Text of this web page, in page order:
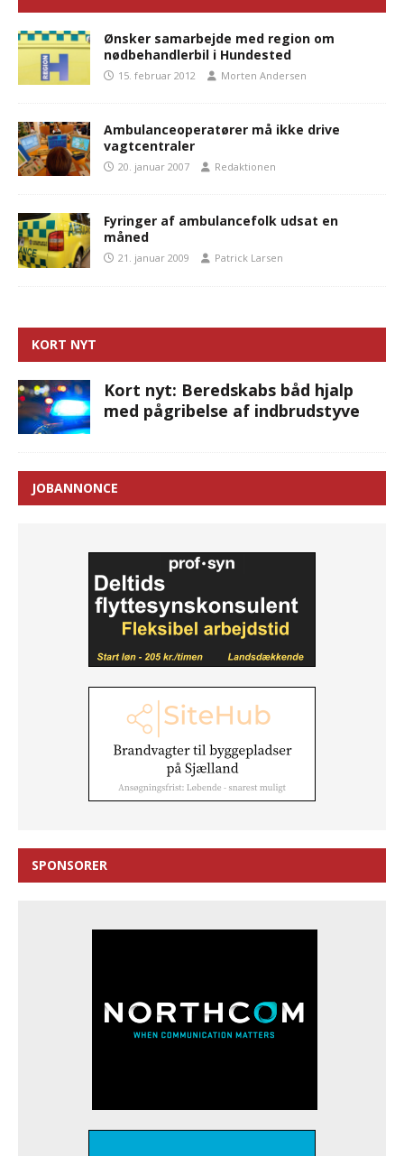
Ønsker samarbejde med region om
nødbehandlerbil i Hundested
15. februar 2012 Morten Andersen
Ambulanceoperatører må ikke drive
vagtcentraler
20. januar 2007 Redaktionen
Fyringer af ambulancefolk udsat en
måned
21. januar 2009 Patrick Larsen
KORT NYT
Kort nyt: Beredskabs båd hjalp
med pågribelse af indbrudstyve
JOBANNONCE
SPONSORER